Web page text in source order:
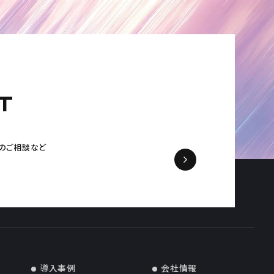
ご相談など
導入事例 会社情報